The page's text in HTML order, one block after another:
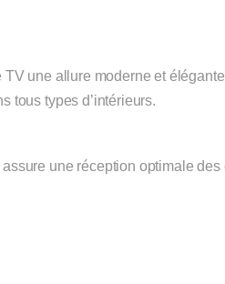
TV une allure moderne et
tous types d’intérieurs.
assure une réception optimale